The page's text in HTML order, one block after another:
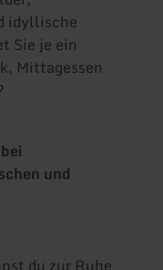
idyllische
Sie je ein
Mittagessen
und